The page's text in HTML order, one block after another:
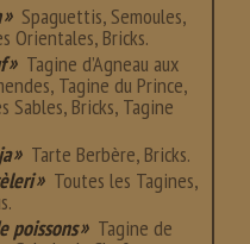
Spaguettis, Semoules,
Orientales, Bricks.
Tagine d’Agneau aux
Tagine du Prince,
Sables, Bricks, Tagine
Tarte Berbère, Bricks.
Toutes les Tagines,
poissons
Tagine de